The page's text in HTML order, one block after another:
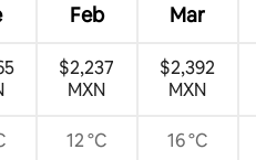
Feb Mar
$2,237
MXN
$2,392
MXN
12 °C 16 °C